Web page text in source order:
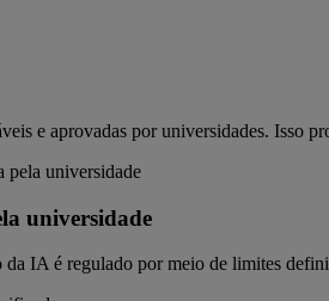
e aprovadas por universidades. Isso
universidade
IA é regulado por meio de limites